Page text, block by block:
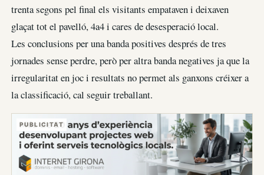
trenta segons pel final els visitants empataven i deixaven
glaçat tot el pavelló, 4a4 i cares de desesperació local.
Les conclusions per una banda positives després de tres
jornades sense perdre, però per altra banda negatives ja que la
irregularitat en joc i resultats no permet als ganxons créixer a
la classificació, cal seguir treballant.
PUBLICITAT